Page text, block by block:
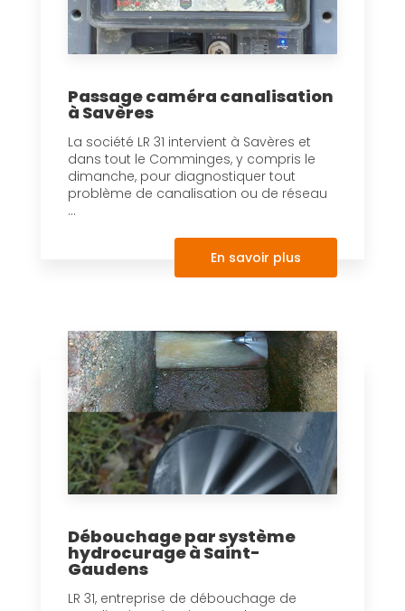
Passage caméra canalisation
à Savères
La société LR 31 intervient à Savères et
dans tout le Comminges, y compris le
dimanche, pour diagnostiquer tout
problème de canalisation ou de réseau
...
En savoir plus
Débouchage par système
hydrocurage à Saint-
Gaudens
LR 31, entreprise de débouchage de